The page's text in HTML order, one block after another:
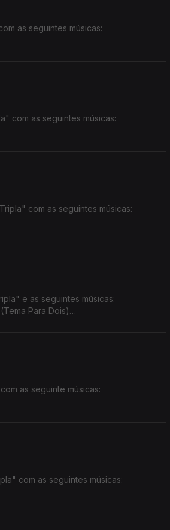
as seguintes músicas:
com as seguintes músicas:
com as seguintes músicas:
Tubarões, na "Dose Tripla" e as seguintes músicas:
Para Dois)
as seguinte músicas:
com as seguintes músicas: